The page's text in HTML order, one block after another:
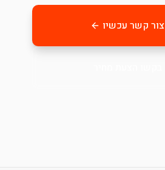
צור קשר עכשיו